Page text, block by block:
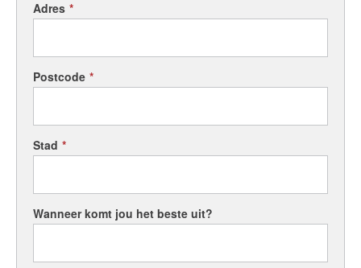
Adres *
Postcode *
Stad *
Wanneer komt jou het beste uit?